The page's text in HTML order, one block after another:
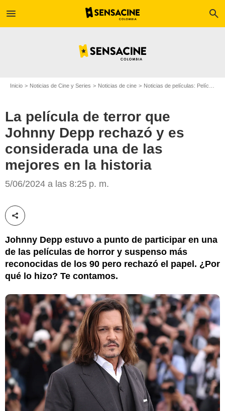
menu search
Inicio Noticias de Cine y Series Noticias de cine Noticias de películas: Película - ¿Sabías que...?
La película de terror que
Johnny Depp rechazó y es
considerada una de las
mejores en la historia
5/06/2024 a las 8:25 p. m.
Compartir esta noticia
Johnny Depp estuvo a punto de participar en una
de las películas de horror y suspenso más
reconocidas de los 90 pero rechazó el papel. ¿Por
qué lo hizo? Te contamos.